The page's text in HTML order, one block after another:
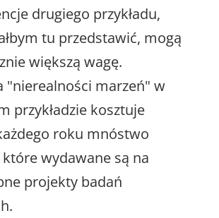
drugiego przykładu,
tu przedstawić, mogą
większą wagę.
"nierealności marzeń" w
przykładzie kosztuje
roku mnóstwo
wydawane są na
projekty badań